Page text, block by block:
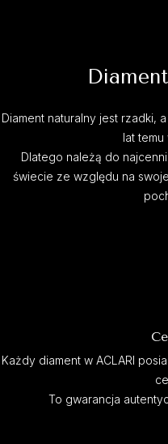
Diament naturalny jest rzadki,
lat temu
Dlatego należą do
świecie ze względu na
Każdy diament w ACLARI
To gwarancja